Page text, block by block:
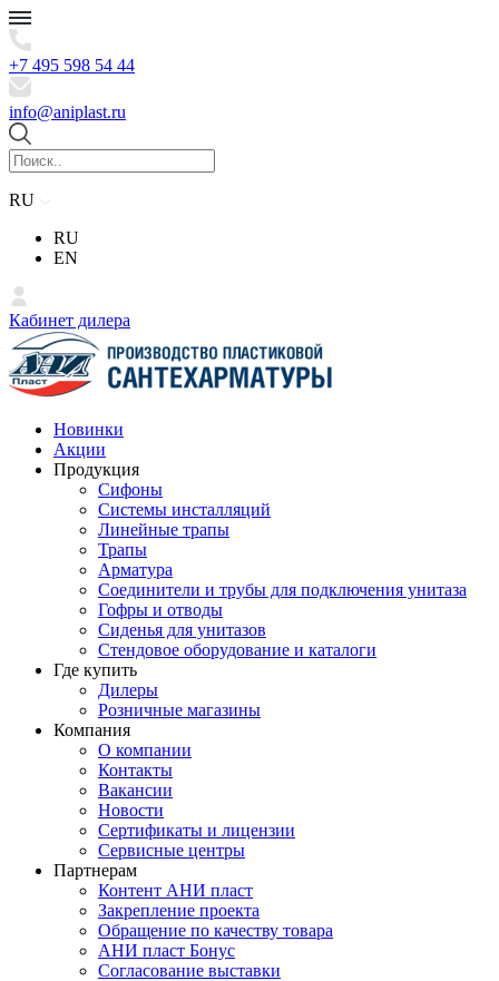
+7 495 598 54 44
info@aniplast.ru
RU
RU
EN
Кабинет дилера
Новинки
Акции
Продукция
Сифоны
Системы инсталляций
Линейные трапы
Трапы
Арматура
Соединители и трубы для подключения унитаза
Гофры и отводы
Сиденья для унитазов
Стендовое оборудование и каталоги
Где купить
Дилеры
Розничные магазины
Компания
О компании
Контакты
Вакансии
Новости
Сертификаты и лицензии
Сервисные центры
Партнерам
Контент АНИ пласт
Закрепление проекта
Обращение по качеству товара
АНИ пласт Бонус
Согласование выставки